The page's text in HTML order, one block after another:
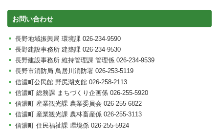
お問い合わせ
長野地域振興局 環境課 026-234-9590
長野建設事務所 建築課 026-234-9530
長野建設事務所 維持管理課 管理係 026-234-9539
長野市消防局 鳥居川消防署 026-253-5119
信濃町公民館 野尻湖支館 026-258-2113
信濃町 総務課 まちづくり企画係 026-255-5920
信濃町 産業観光課 農業委員会 026-255-6822
信濃町 産業観光課 農林畜産係 026-255-3113
信濃町 住民福祉課 環境係 026-255-5924